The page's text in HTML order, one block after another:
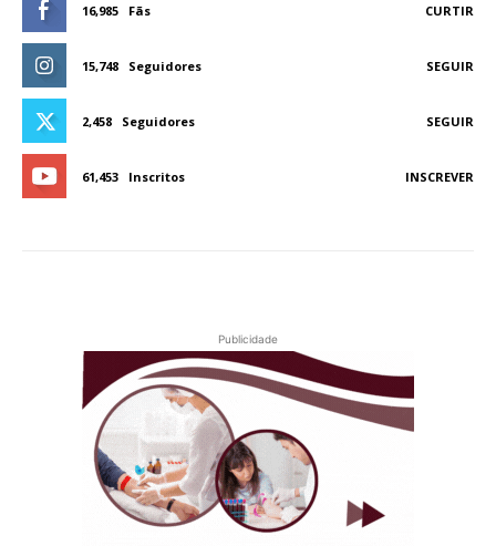
16,985 Fãs CURTIR
15,748 Seguidores SEGUIR
2,458 Seguidores SEGUIR
61,453 Inscritos INSCREVER
Publicidade